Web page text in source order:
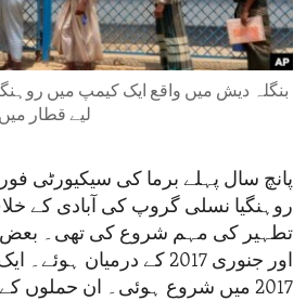
HEALTH
بنگلہ دیش میں واقع ایک کیمپ میں
لیے قطار
پانچ سال پہلے برما کی سیکیورٹی
روہنگیا نسلی گروپ کی آبادی کے
اور جنوری 2017 کے